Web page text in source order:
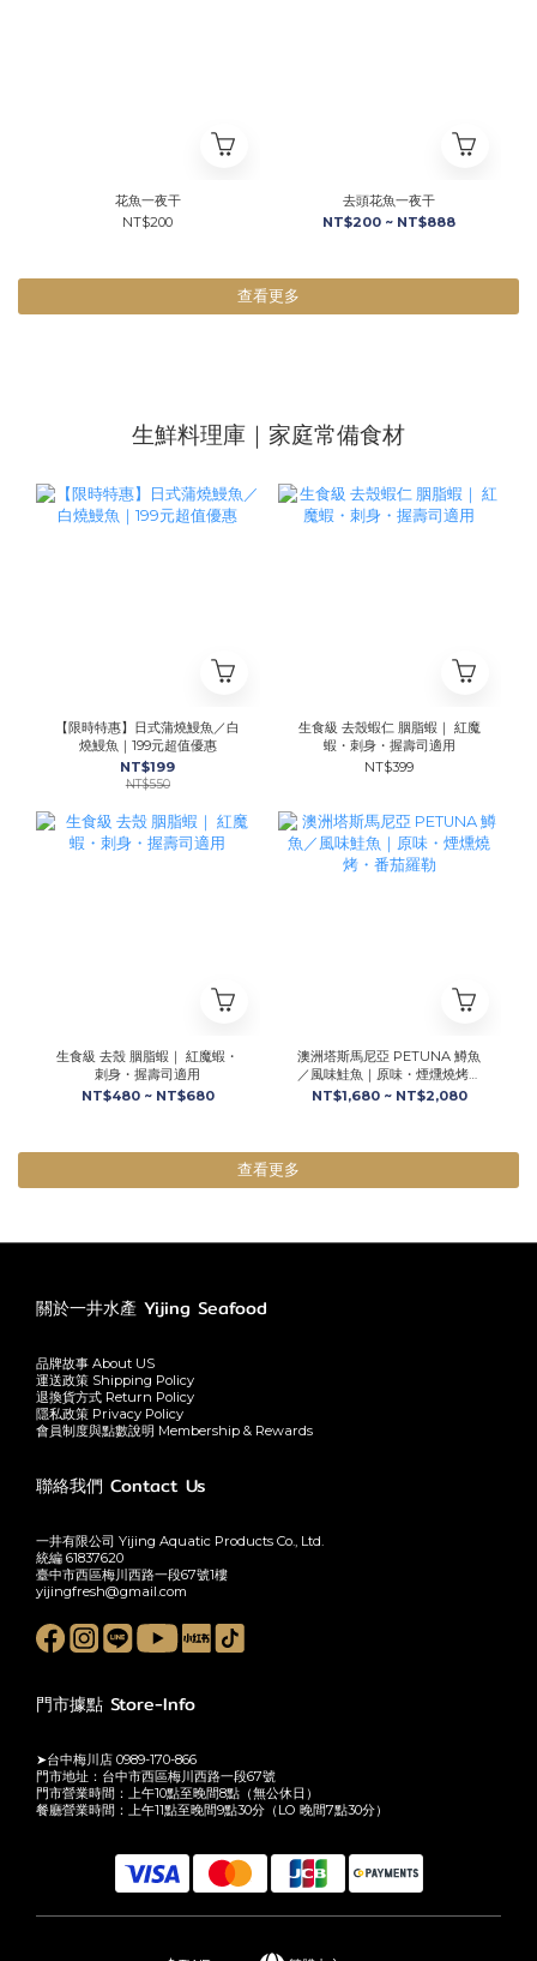
花魚一夜干
NT$200
去頭花魚一夜干
NT$200 ~ NT$888
查看更多
生鮮料理庫｜家庭常備食材
【限時特惠】日式蒲燒鰻魚／白
燒鰻魚｜199元超值優惠
NT$199
NT$550
生食級 去殼蝦仁 胭脂蝦｜ 紅魔
蝦・刺身・握壽司適用
NT$399
生食級 去殼 胭脂蝦｜ 紅魔蝦・
刺身・握壽司適用
NT$480 ~ NT$680
澳洲塔斯馬尼亞 PETUNA 鱒魚
／風味鮭魚｜原味・煙燻燒烤・
番茄羅勒
NT$1,680 ~ NT$2,080
查看更多
關於一井水產 Yijing Seafood
品牌故事 About US
運送政策 Shipping Policy
退換貨方式 Return Policy
隱私政策 Privacy Policy
會員制度與點數說明 Membership & Rewards
聯絡我們 Contact Us
一井有限公司 Yijing Aquatic Products Co., Ltd.
統編 61837620
臺中市西區梅川西路一段67號1樓
yijingfresh@gmail.com
門市據點 Store-Info
➤台中梅川店 0989-170-866
門市地址：台中市西區梅川西路一段67號
門市營業時間：上午10點至晚間8點（無公休日）
餐廳營業時間：上午11點至晚間9點30分（LO 晚間7點30分）